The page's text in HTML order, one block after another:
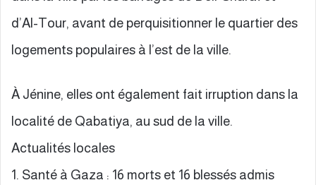
d’Al-Tour, avant de perquisitionner le quartier des
logements populaires à l’est de la ville.
À Jénine, elles ont également fait irruption dans la
localité de Qabatiya, au sud de la ville.
Actualités locales
1. Santé à Gaza : 16 morts et 16 blessés admis